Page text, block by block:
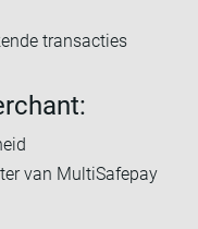
transacties
van MultiSafepay